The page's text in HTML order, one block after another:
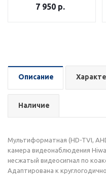
7 950р.
Описание
Наличие
Мультиформатная (HD-TVI,
камера видеонаблюдения
несжатый видеосигнал по
Адаптирована к